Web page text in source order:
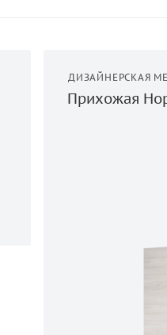
ДИЗАЙНЕРСКАЯ
Прихожая